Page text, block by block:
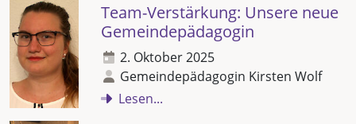
Team-Verstärkung: Unsere neue
Gemeindepädagogin
2. Oktober 2025
Gemeindepädagogin Kirsten Wolf
Lesen...